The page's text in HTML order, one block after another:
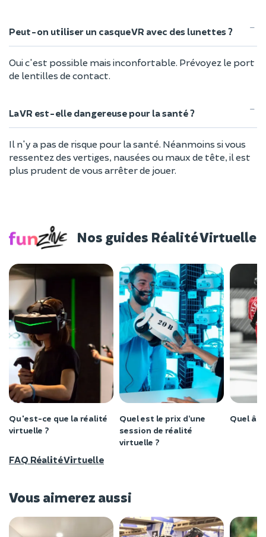
Peut-on utiliser un casque VR avec des lunettes ?
Oui c'est possible mais inconfortable. Prévoyez le port
de lentilles de contact.
La VR est-elle dangereuse pour la santé ?
Il n'y a pas de risque pour la santé. Néanmoins si vous
ressentez des vertiges, nausées ou maux de tête, il est
plus prudent de vous arrêter de jouer.
Nos guides Réalité Virtuelle
Qu'est-ce que la réalité
virtuelle ?
Quel est le prix d’une
session de réalité
virtuelle ?
Quel
FAQ Réalité Virtuelle
Vous aimerez aussi